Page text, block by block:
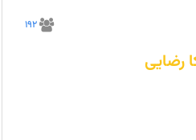
192
رضایی